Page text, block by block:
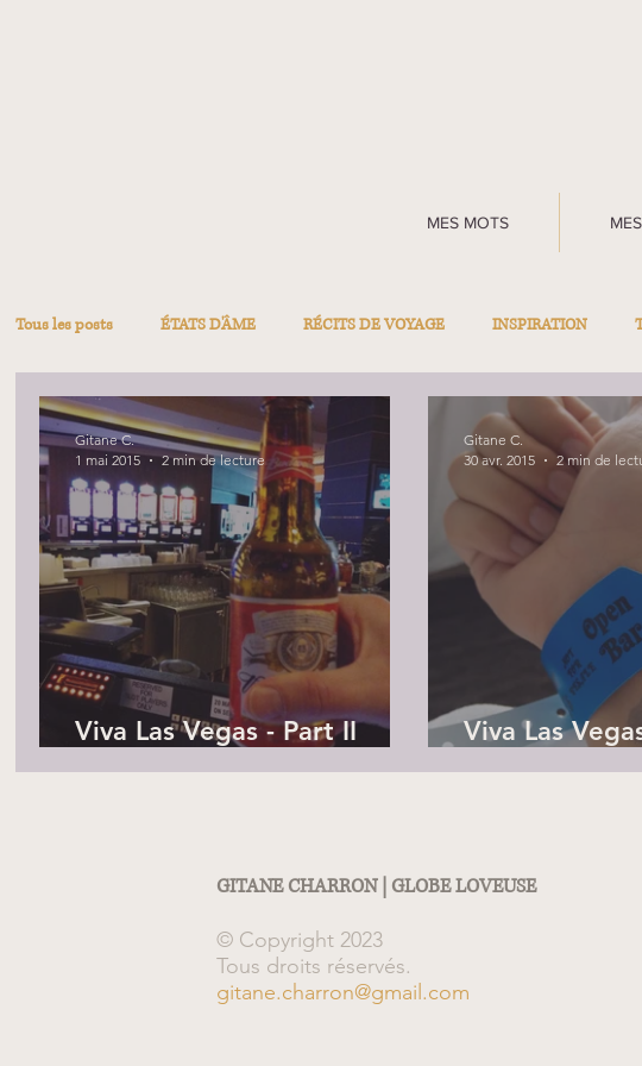
MES MOTS
Tous les posts ÉTATS D'ÂME RÉCITS DE VOYAGE INSPIRATION
Viva Las Vegas - Part II
Gitane C.
1 mai 2015
2 min de lecture
Viva Las
Gitane C.
30 avr. 2015
2 min de
GITANE CHARRON | GLOBE LOVEUSE
© Copyright 2023
Tous droits réservés.
gitane.charron@gmail.com